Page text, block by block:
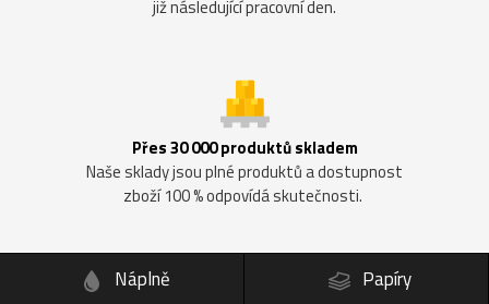
již následující pracovní den.
Přes 30 000 produktů skladem
Naše sklady jsou plné produktů a dostupnost
zboží 100 % odpovídá skutečnosti.
Náplně
Papíry